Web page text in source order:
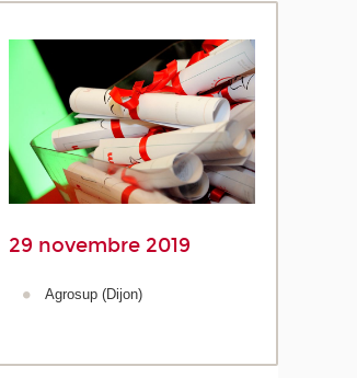
29 novembre 2019
Agrosup (Dijon)